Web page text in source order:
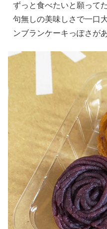
ずっと食べたいと願って
句無しの美味しさで一口
ンブランケーキっぽさがあ